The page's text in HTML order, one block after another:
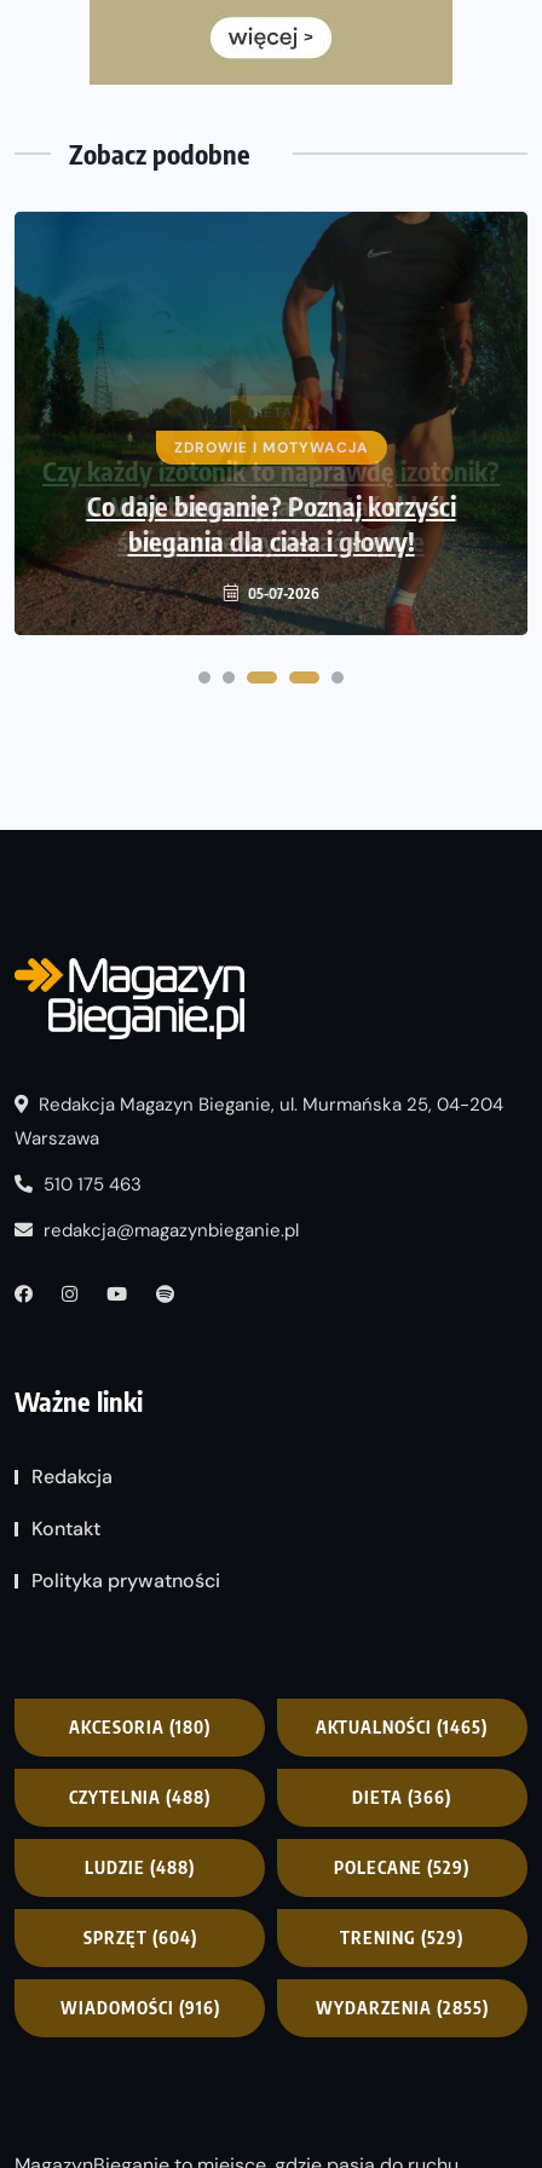
Już w tę sobotę 35. Bieg Powstania Warszawskiego.
Wystartuje rekordowa liczba uczestników
Zobacz podobne
DIETA
Czy każdy izotonik to naprawdę izotonik?
DrWitt tłumaczy jak czytać skład i
świadomie wybierać napoje
22-06-2026
Redakcja Magazyn Bieganie, ul. Murmańska 25, 04-204
Warszawa
510 175 463
redakcja@magazynbieganie.pl
Ważne linki
Redakcja
Kontakt
Polityka prywatności
AKCESORIA (180) AKTUALNOŚCI (1465)
CZYTELNIA (488) DIETA (366)
LUDZIE (488) POLECANE (529)
SPRZĘT (604) TRENING (529)
WIADOMOŚCI (916) WYDARZENIA (2855)